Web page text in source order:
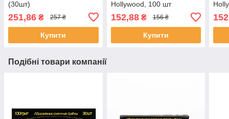
(30шт)
251,86 ₴ 257 ₴
Купити
Hollywood, 100 шт
152,88₴ 156 ₴
Купити
Подібні товари компанії